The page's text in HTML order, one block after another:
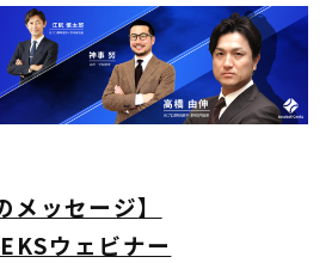
メッセージ】
ウェビナー